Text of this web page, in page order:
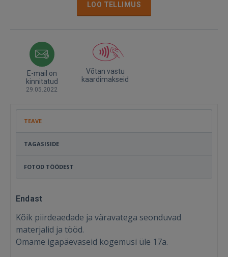
LOO TELLIMUS
E-mail on
kinnitatud
29.05.2022
Võtan vastu
kaardimakseid
TEAVE
TAGASISIDE
FOTOD TÖÖDEST
Endast
Kõik piirdeaedade ja väravatega seonduvad
materjalid ja tööd.
Omame igapäevaseid kogemusi üle 17a.